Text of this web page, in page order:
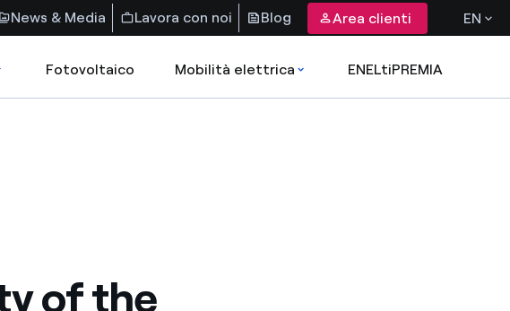
News & Media Lavora con noi Blog Area clienti EN
Fotovoltaico Mobilità elettrica ENELtiPREMIA
of the